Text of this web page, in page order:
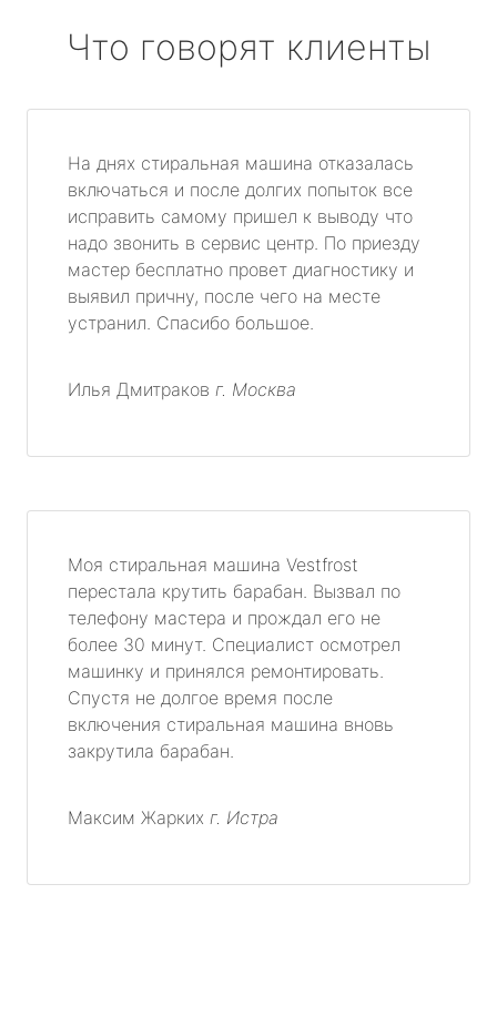
Что говорят клиенты
На днях стиральная машина отказалась
включаться и после долгих попыток все
исправить самому пришел к выводу что
надо звонить в сервис центр. По приезду
мастер бесплатно провет диагностику и
выявил причну, после чего на месте
устранил. Спасибо большое.
Илья Дмитраков г. Москва
Моя стиральная машина Vestfrost
перестала крутить барабан. Вызвал по
телефону мастера и прождал его не
более 30 минут. Специалист осмотрел
машинку и принялся ремонтировать.
Спустя не долгое время после
включения стиральная машина вновь
закрутила барабан.
Максим Жарких г. Истра